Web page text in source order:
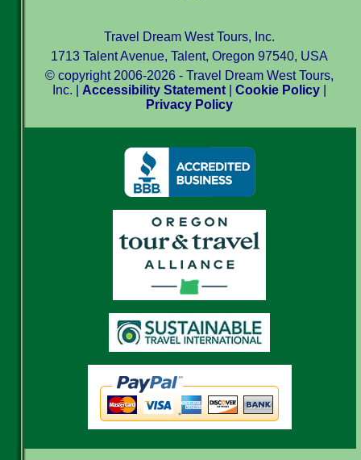
Travel Dream West Tours, Inc.
1713 Talent Avenue, Talent, Oregon 97540, USA
© copyright 2006-2026 - Travel Dream West Tours,
Inc. | Accessibility Statement |Cookie Policy
Privacy Policy